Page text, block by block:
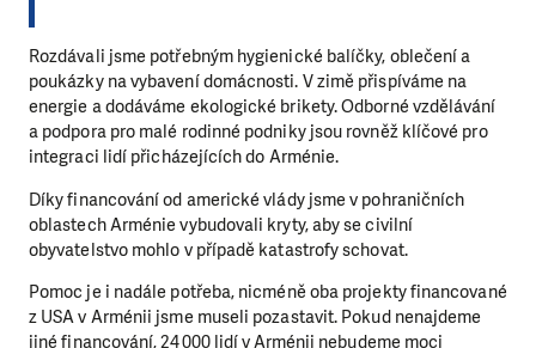
Rozdávali jsme potřebným hygienické balíčky, oblečení a
poukázky na vybavení domácnosti. V zimě přispíváme na
energie a dodáváme ekologické brikety. Odborné vzdělávání
a podpora pro malé rodinné podniky jsou rovněž klíčové pro
integraci lidí přicházejících do Arménie.
Díky financování od americké vlády jsme v pohraničních
oblastech Arménie vybudovali kryty, aby se civilní
obyvatelstvo mohlo v případě katastrofy schovat.
Pomoc je i nadále potřeba, nicméně oba projekty financované
z USA v Arménii jsme museli pozastavit. Pokud nenajdeme
jiné financování, 24 000 lidí v Arménii nebudeme moci